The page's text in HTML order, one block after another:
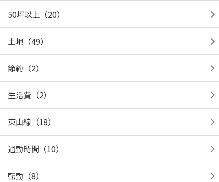
50坪以上（20）
土地（49）
節約（2）
生活費（2）
東山線（18）
通勤時間（10）
転勤（8）